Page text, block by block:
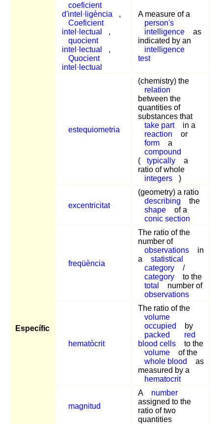
Específic
coeficient
d'intel·ligència
,
Coeficient
intel·lectual
,
quocient
intel·lectual
,
Quocient
intel·lectual
A measure of a
person's
intelligence
as
indicated by an
intelligence
test
estequiometria
(chemistry) the
relation
between the
quantities of
substances that
take part
in a
reaction
or
form
a
compound
(
typically
a
ratio of whole
integers
)
excentricitat
(geometry) a ratio
describing
the
shape
of a
conic section
freqüència
The ratio of the
number of
observations
in
a
statistical
category
/
category
to the
total
number of
observations
hematòcrit
The ratio of the
volume
occupied
by
packed
red
blood cells
to the
volume
of the
whole blood
as
measured by a
hematocrit
magnitud
A
number
assigned to the
ratio of two
quantities